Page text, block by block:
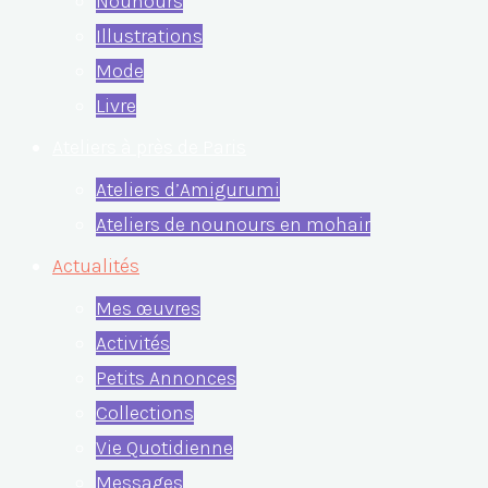
Illustrations
Mode
Livre
Ateliers d’Amigurumi
Ateliers de nounours en mohair
Actualités
Mes œuvres
Activités
Petits Annonces
Collections
Vie Quotidienne
Messages